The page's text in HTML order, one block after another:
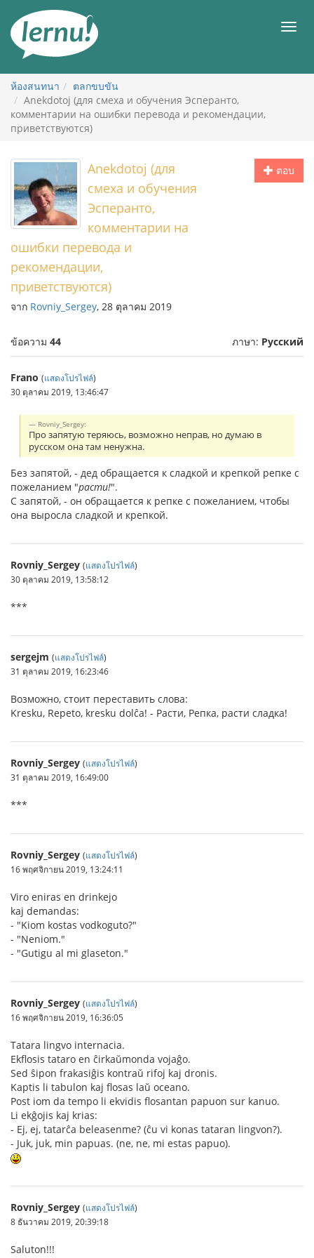
สารบัญ
เมนู
ห้องสนทนา
ตลกขบขัน
Anekdotoj (для смеха и обучения Эсперанто,
комментарии на ошибки перевода и рекомендации,
приветствуются)
ตอบ
Anekdotoj (для
смеха и обучения
Эсперанто,
комментарии на
ошибки перевода и
рекомендации,
приветствуются)
จาก Rovniy_Sergey, 28 ตุลาคม 2019
ข้อความ 44 ภาษา: Русский
Frano (แสดงโปรไฟล์)
30 ตุลาคม 2019, 13:46:47
Rovniy_Sergey:
Про запятую теряюсь, возможно неправ, но думаю в
русском она там ненужна.
Без запятой, - дед обращается к сладкой и крепкой репке с
пожеланием "расти!".
С запятой, - он обращается к репке с пожеланием, чтобы
она выросла сладкой и крепкой.
Rovniy_Sergey (แสดงโปรไฟล์)
30 ตุลาคม 2019, 13:58:12
***
sergejm (แสดงโปรไฟล์)
31 ตุลาคม 2019, 16:23:46
Возможно, стоит переставить слова:
Kresku, Repeto, kresku dolĉa! - Расти, Репка, расти сладка!
Rovniy_Sergey (แสดงโปรไฟล์)
31 ตุลาคม 2019, 16:49:00
***
Rovniy_Sergey (แสดงโปรไฟล์)
16 พฤศจิกายน 2019, 13:24:11
Viro eniras en drinkejo
kaj demandas:
- "Kiom kostas vodkoguto?"
- "Neniom."
- "Gutigu al mi glaseton."
Rovniy_Sergey (แสดงโปรไฟล์)
16 พฤศจิกายน 2019, 16:36:05
Tatara lingvo internacia.
Ekflosis tataro en ĉirkaŭmonda vojaĝo.
Sed ŝipon frakasiĝis kontraŭ rifoj kaj dronis.
Kaptis li tabulon kaj flosas laŭ oceano.
Post iom da tempo li ekvidis flosantan papuon sur kanuo.
Li ekĝojis kaj krias:
- Ej, ej, tatarĉa beleasenme? (ĉu vi konas tataran lingvon?).
- Juk, juk, min papuas. (ne, ne, mi estas papuo).
Rovniy_Sergey (แสดงโปรไฟล์)
8 ธันวาคม 2019, 20:39:18
Saluton!!!